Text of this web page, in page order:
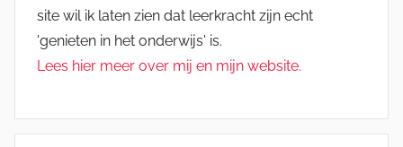
site wil ik laten zien dat leerkracht zijn echt
'genieten in het onderwijs' is.
Lees hier meer over mij en mijn website.